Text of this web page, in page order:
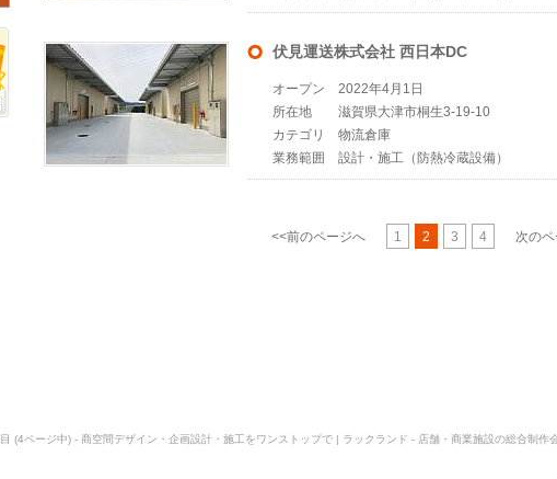
伏見運送株式会社 西日本DC
オープン
2022年4月1日
所在地
滋賀県大津市桐生3-19-10
カテゴリ
物流倉庫
業務範囲
設計・施工（防熱冷蔵設備）
<<前のページへ 1 2 3 4 次の
(4ページ中) - 商空間デザイン・企画設計・施工をワンストップで | ラックランド - 店舗・商業施設の総合制作